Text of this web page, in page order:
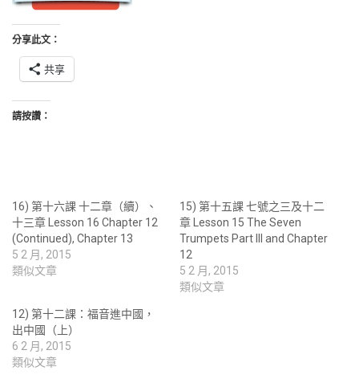
分享此文：
共享
請按讚：
16) 第十六課 十二章（續）、
十三章 Lesson 16 Chapter 12
(Continued), Chapter 13
5 2 月, 2015
類似文章
15) 第十五課 七號之三及十二
章 Lesson 15 The Seven
Trumpets Part III and Chapter
12
5 2 月, 2015
類似文章
12) 第十二課：福音進中國，
出中國（上）
6 2 月, 2015
類似文章